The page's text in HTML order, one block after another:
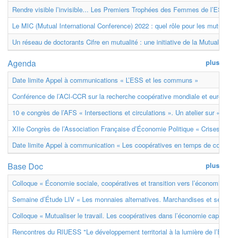
Rendre visible l’invisible... Les Premiers Trophées des Femmes de
Le MIC (Mutual International Conference) 2022 : quel rôle pour les
Un réseau de doctorants Cifre en mutualité : une initiative de la
plus
Agenda
Date limite Appel à communications « L’ESS et les communs »
Conférence de l’ACI-CCR sur la recherche coopérative mondiale et
10 e congrès de l’AFS « Intersections et circulations ». Un atelier sur «
XIIe Congrès de l’Association Française d’Économie Politique « Crises
Date limite Appel à communication « Les coopératives en temps de
plus
Base Doc
Colloque « Économie sociale, coopératives et transition vers
Semaine d’Étude LIV « Les monnaies alternatives. Marchandises et
Colloque « Mutualiser le travail. Les coopératives dans l’économie
Rencontres du RIUESS "Le développement territorial à la lumière de